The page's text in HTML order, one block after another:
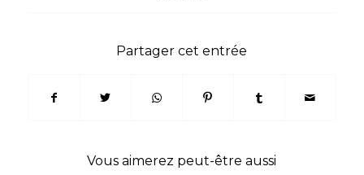
Partager cet entrée
Vous aimerez peut-être aussi